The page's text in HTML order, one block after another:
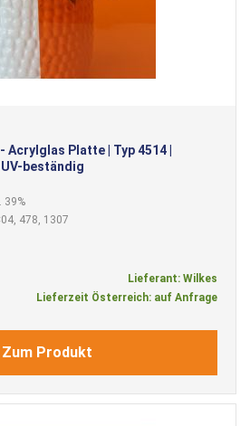
Acrylglas Platte | Typ 4514 |
beständig
39%
478, 1307
Lieferant: Wilkes
Lieferzeit Österreich: auf Anfrage
Zum Produkt